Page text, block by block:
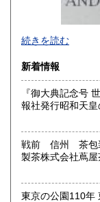
最寄駅：花小金井
営業時間：10:00
定休日：不定休
古本・骨董品の
たはメールにて承
出張費は無料で
いお宅の買取は
続きを読む
新着情報
『御大典記念号
報社発行昭和天皇
るグラフ雑誌の
事を写した貴重
戦前 信州 茶包
製茶株式会社蔦
本店）西沢園（
坂市梅の園茶店
（信州長野市新